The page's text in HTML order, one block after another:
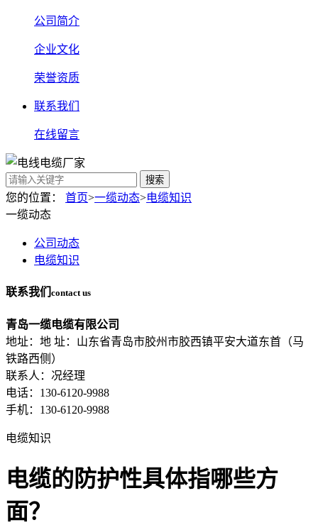
公司简介
企业文化
荣誉资质
联系我们
在线留言
搜索
您的位置： 首页>一缆动态>电缆知识
一缆动态
公司动态
电缆知识
联系我们 contact us
青岛一缆电缆有限公司
地址：地 址：山东省青岛市胶州市胶西镇平安大道东首（马
铁路西侧）
联系人：况经理
电话：130-6120-9988
手机：130-6120-9988
电缆知识
电缆的防护性具体指哪些方
面？